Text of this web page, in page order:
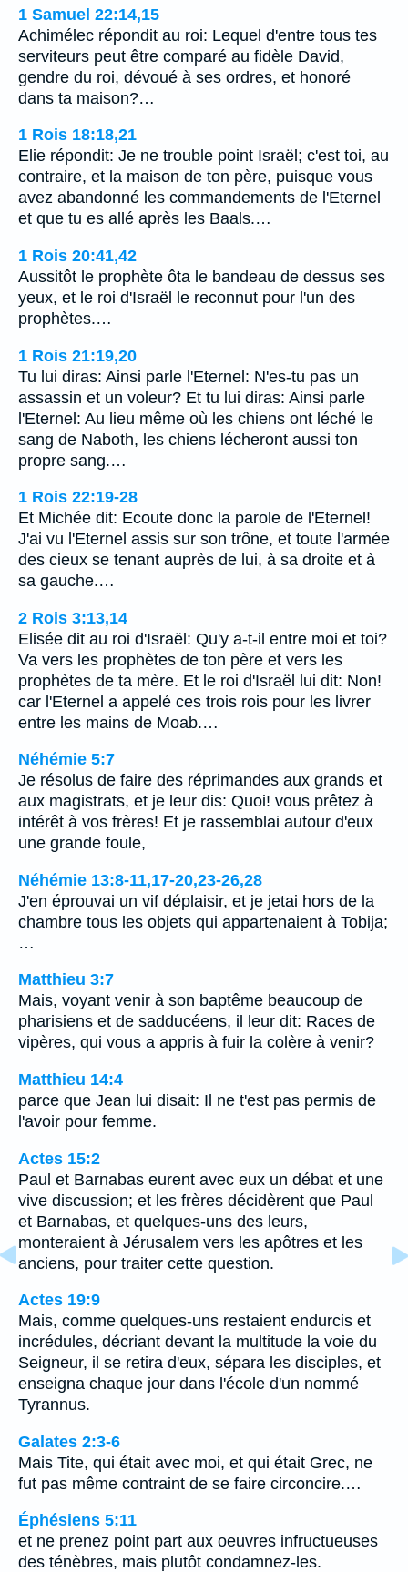
1 Samuel 22:14,15
Achimélec répondit au roi: Lequel d'entre tous tes
serviteurs peut être comparé au fidèle David,
gendre du roi, dévoué à ses ordres, et honoré
dans ta maison?…
1 Rois 18:18,21
Elie répondit: Je ne trouble point Israël; c'est toi, au
contraire, et la maison de ton père, puisque vous
avez abandonné les commandements de l'Eternel
et que tu es allé après les Baals.…
1 Rois 20:41,42
Aussitôt le prophète ôta le bandeau de dessus ses
yeux, et le roi d'Israël le reconnut pour l'un des
prophètes.…
1 Rois 21:19,20
Tu lui diras: Ainsi parle l'Eternel: N'es-tu pas un
assassin et un voleur? Et tu lui diras: Ainsi parle
l'Eternel: Au lieu même où les chiens ont léché le
sang de Naboth, les chiens lécheront aussi ton
propre sang.…
1 Rois 22:19-28
Et Michée dit: Ecoute donc la parole de l'Eternel!
J'ai vu l'Eternel assis sur son trône, et toute l'armée
des cieux se tenant auprès de lui, à sa droite et à
sa gauche.…
2 Rois 3:13,14
Elisée dit au roi d'Israël: Qu'y a-t-il entre moi et toi?
Va vers les prophètes de ton père et vers les
prophètes de ta mère. Et le roi d'Israël lui dit: Non!
car l'Eternel a appelé ces trois rois pour les livrer
entre les mains de Moab.…
Néhémie 5:7
Je résolus de faire des réprimandes aux grands et
aux magistrats, et je leur dis: Quoi! vous prêtez à
intérêt à vos frères! Et je rassemblai autour d'eux
une grande foule,
Néhémie 13:8-11,17-20,23-26,28
J'en éprouvai un vif déplaisir, et je jetai hors de la
chambre tous les objets qui appartenaient à Tobija;
…
Matthieu 3:7
Mais, voyant venir à son baptême beaucoup de
pharisiens et de sadducéens, il leur dit: Races de
vipères, qui vous a appris à fuir la colère à venir?
Matthieu 14:4
parce que Jean lui disait: Il ne t'est pas permis de
l'avoir pour femme.
Actes 15:2
Paul et Barnabas eurent avec eux un débat et une
vive discussion; et les frères décidèrent que Paul
et Barnabas, et quelques-uns des leurs,
monteraient à Jérusalem vers les apôtres et les
anciens, pour traiter cette question.
Actes 19:9
Mais, comme quelques-uns restaient endurcis et
incrédules, décriant devant la multitude la voie du
Seigneur, il se retira d'eux, sépara les disciples, et
enseigna chaque jour dans l'école d'un nommé
Tyrannus.
Galates 2:3-6
Mais Tite, qui était avec moi, et qui était Grec, ne
fut pas même contraint de se faire circoncire.…
Éphésiens 5:11
et ne prenez point part aux oeuvres infructueuses
des ténèbres, mais plutôt condamnez-les.